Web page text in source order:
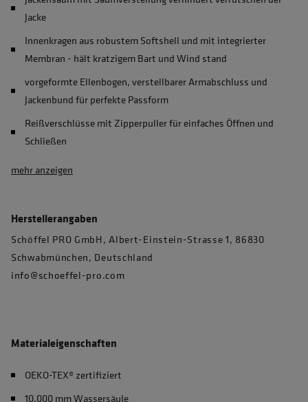
Jacke
Innenkragen aus robustem Softshell und mit integrierter
Membran - hält kratzigem Bart und Wind stand
vorgeformte Ellenbogen, verstellbarer Armabschluss und
Jackenbund für perfekte Passform
Reißverschlüsse mit Zipperpuller für einfaches Öffnen und
Schließen
mehr anzeigen
Herstellerangaben
Schöffel PRO GmbH, Albert-Einstein-Strasse 1, 86830
Schwabmünchen, Deutschland
info@schoeffel-pro.com
Materialeigenschaften
OEKO-TEX® zertifiziert
10.000 mm Wassersäule